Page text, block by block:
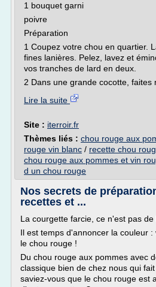
1 bouquet garni
poivre
Préparation
1 Coupez votre chou en quartier.
fines lanières. Pelez, lavez et
vos tranches de lard en deux.
2 Dans une grande cocotte, faites
Lire la suite
Site : iterroir.fr
Thèmes liés : chou rouge aux
rouge vin blanc / recette chou
chou rouge aux pommes et vin
d un chou rouge
Nos secrets de
recettes et ...
La courgette farcie, ce n'est pas de
Il est temps d'annoncer la couleur
le chou rouge !
Du chou rouge aux pommes avec
classique bien de chez nous qui
saviez-vous que le chou rouge est